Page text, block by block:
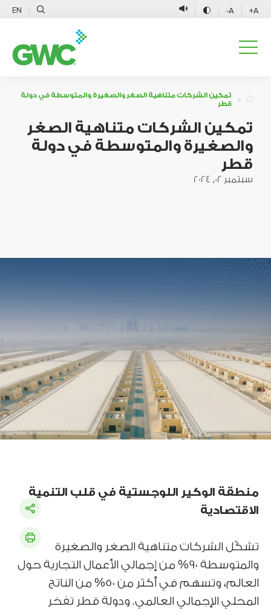
A+
A-
EN
تمكين الشركات متناهية الصغر والصغيرة والمتوسطة في دولة
قطر
تمكين الشركات متناهية الصغر
والصغيرة والمتوسطة في دولة
قطر
سبتمبر 02, 2024
منطقة الوكير اللوجستية في قلب التنمية
الاقتصادية
تشكّل الشركات متناهية الصغر والصغيرة
والمتوسطة 90% من إجمالي الأعمال التجارية حول
العالم، وتسهم في أكثر من 50% من الناتج
المحلي الإجمالي العالمي. ودولة قطر تفخر